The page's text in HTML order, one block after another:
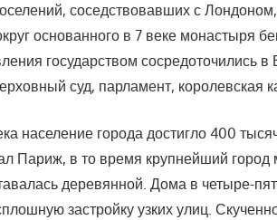
соседствовавших с
основанного в 7 веке монастыря
государством сосредоточились в
суд, парламент, королевская
население города достигло 400
Париж, в то время крупнейший
деревянной. Дома в четыре-
застройку узких улиц.